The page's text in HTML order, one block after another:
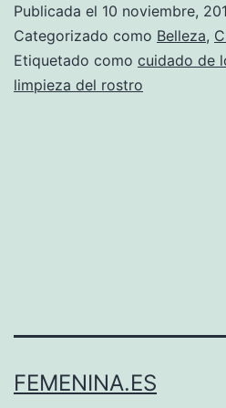
desmaquillarse
los
ojos
Publicada el 10 noviembre,
Categorizado como Belleza,
Etiquetado como cuidado de
limpieza del rostro
FEMENINA.ES